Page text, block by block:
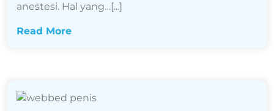
anestesi. Hal yang…[...]
Read More